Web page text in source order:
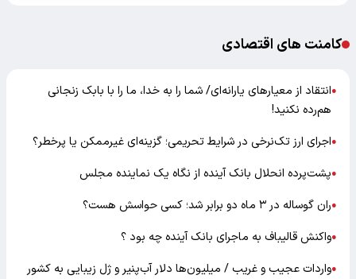
کامنت های اقتصادی
●انتقاد از معیارهای یارانه‌ای/ شما را به خدا، ما را با بابک زنجانی
هم‌رده نکنید!
●اجرای ارز تک‌نرخی در شرایط تحریمی؛ گزینه‌ای غیرممکن یا پرخطر؟
●پشت‌پرده انحلال بانک آینده از نگاه یک نماینده مجلس
●ران گوساله در ۳ ماه دو برابر شد؛ کسی حواسش هست؟
●واکنش قالیباف به ماجرای بانک آینده چه بود ؟
●واردات عجیب و غریب / میلیون‌ها دلار آب‌پنیر و ژل زیبایی به کشور